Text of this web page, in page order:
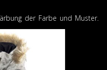
der Farbe und Muster.